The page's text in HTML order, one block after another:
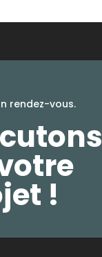
rendez-vous.
!